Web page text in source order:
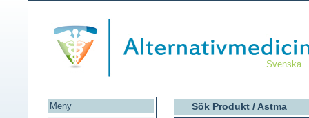
Svenska
Meny
Sök Produkt / Astma